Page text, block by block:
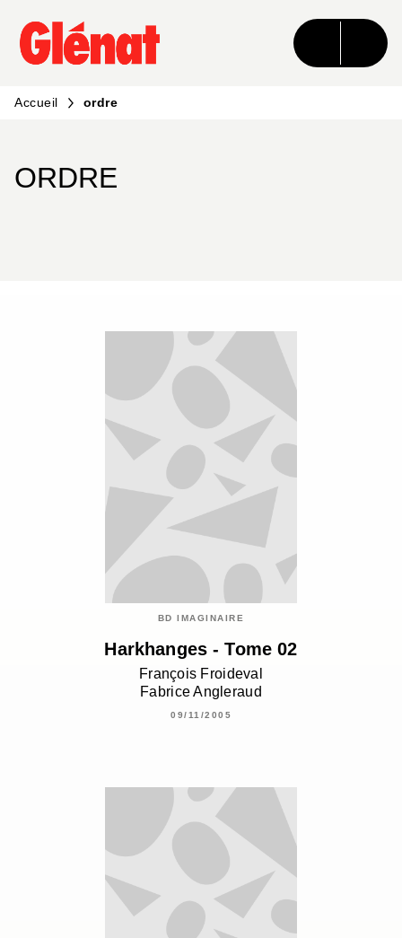
MENU RECHERCHE CONTENU
PIED DE PAGE
Accueil ordre
ORDRE
BD IMAGINAIRE
Harkhanges - Tome 02
François Froideval
Fabrice Angleraud
09/11/2005